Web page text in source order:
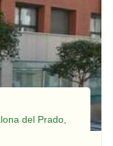
del Prado,